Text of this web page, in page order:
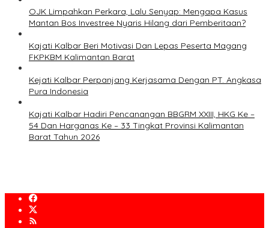
OJK Limpahkan Perkara, Lalu Senyap: Mengapa Kasus
Mantan Bos Investree Nyaris Hilang dari Pemberitaan?
Kajati Kalbar Beri Motivasi Dan Lepas Peserta Magang
FKPKBM Kalimantan Barat
Kejati Kalbar Perpanjang Kerjasama Dengan PT. Angkasa
Pura Indonesia
Kajati Kalbar Hadiri Pencanangan BBGRM XXIII, HKG Ke –
54 Dan Harganas Ke – 33 Tingkat Provinsi Kalimantan
Barat Tahun 2026